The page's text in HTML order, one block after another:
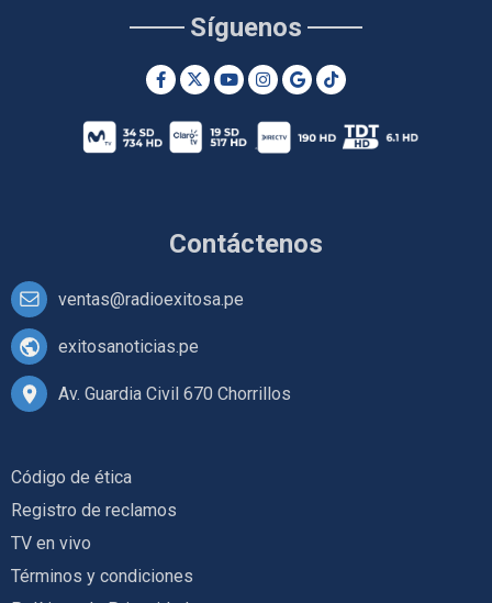
Contáctenos
ventas@radioexitosa.pe
exitosanoticias.pe
Av. Guardia Civil 670 Chorrillos
Síguenos
Código de ética
Registro de reclamos
TV en vivo
Términos y condiciones